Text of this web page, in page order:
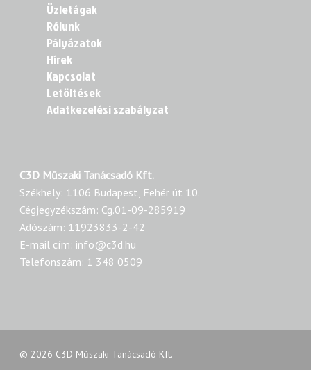
Üzletágak
Rólunk
Pályázatok
Hírek
Kapcsolat
Letöltések
Adatkezelési szabályzat
C3D Műszaki Tanácsadó Kft.
Székhely: 1106 Budapest, Fehér út 10.
Cégjegyzékszám: Cg.01-09-285919
Adószám: 11923833-2-42
E-mail cím: info@c3d.hu
Telefonszám: 1 348 0509
© 2026 C3D Műszaki Tanácsadó Kft.